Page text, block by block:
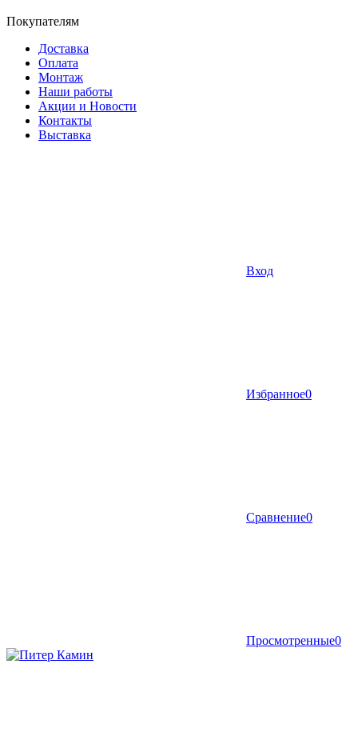
Покупателям
Доставка
Оплата
Монтаж
Наши работы
Акции и Новости
Контакты
Выставка
Вход
Избранное0
Сравнение0
Просмотренные0